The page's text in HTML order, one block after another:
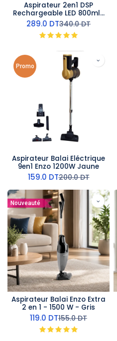
Aspirateur 2en1 DSP
Rechargeable LED 800ml-
120W
289.0 DT340.0DT
Promo
Aspirateur Balai Eléctrique
9en1 Enzo 1200W Jaune
159.0 DT200.0DT
Nouveauté
Aspirateur Balai Enzo Extra
2 en 1 - 1500 W - Gris
119.0 DT155.0DT